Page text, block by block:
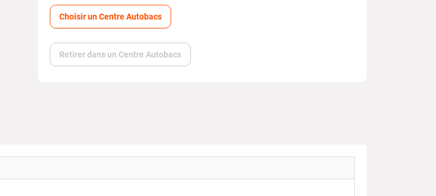
Choisir un Centre Autobacs
Retirer dans un Centre Autobacs